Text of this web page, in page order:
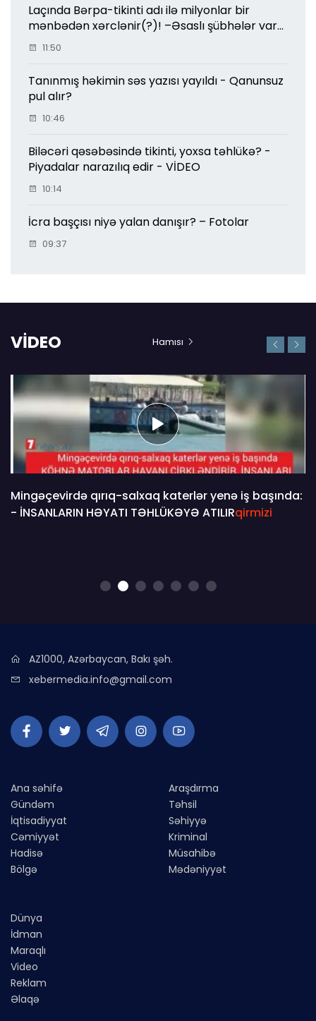
Laçında Bərpa-tikinti adı ilə milyonlar bir
mənbədən xərclənir(?)! –Əsaslı şübhələr var...
11:50
Tanınmış həkimin səs yazısı yayıldı - Qanunsuz
pul alır?
10:46
Biləcəri qəsəbəsində tikinti, yoxsa təhlükə? -
Piyadalar narazılıq edir - VİDEO
10:14
İcra başçısı niyə yalan danışır? – Fotolar
09:37
VİDEO Hamısı
Mingəçevirdə qırıq-salxaq katerlər yenə iş başında:
- İNSANLARIN HƏYATI TƏHLÜKƏYƏ ATILIRqirmizi
AZ1000, Azərbaycan, Bakı şəh.
xebermedia.info@gmail.com
Ana səhifə
Gündəm
İqtisadiyyat
Cəmiyyət
Hadisə
Bölgə
Araşdırma
Təhsil
Səhiyyə
Kriminal
Müsahibə
Mədəniyyət
Dünya
İdman
Maraqlı
Video
Reklam
Əlaqə